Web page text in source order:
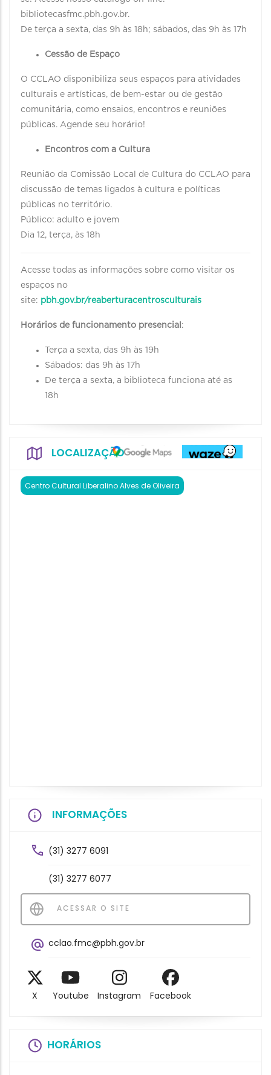
bibliotecasfmc.pbh.gov.br.
De terça a sexta, das 9h às 18h; sábados, das 9h às 17h
Cessão de Espaço
O CCLAO disponibiliza seus espaços para atividades
culturais e artísticas, de bem-estar ou de gestão
comunitária, como ensaios, encontros e reuniões
públicas. Agende seu horário!
Encontros com a Cultura
Reunião da Comissão Local de Cultura do CCLAO para
discussão de temas ligados à cultura e políticas
públicas no território.
Público: adulto e jovem
Dia 12, terça, às 18h
Acesse todas as informações sobre como visitar os
espaços no
site: pbh.gov.br/reaberturacentrosculturais
Horários de funcionamento presencial :
Terça a sexta, das 9h às 19h
Sábados: das 9h às 17h
De terça a sexta, a biblioteca funciona até as
18h
LOCALIZAÇÃO
Centro Cultural Liberalino Alves de Oliveira
INFORMAÇÕES
(31) 3277 6091
(31) 3277 6077
ACESSAR O SITE
cclao.fmc@pbh.gov.br
X Youtube Instagram Facebook
HORÁRIOS